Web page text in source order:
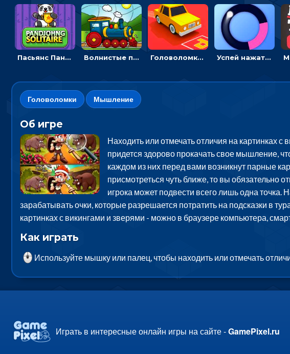
Пасьянс Панджонг: собирать карты по порядку, чтобы очистить поле Волнистые пазлы с транспортом: собирай картинку из частей Головоломка Парк-стоянка: рисовать линии, чтобы парковать машины Успей нажать: кликай, чтобы попасть в цветной сектор круга
Головоломки Мышление
Об игре
Находить или отмечать отличия на картинках
придется здорово прокачать свое мышление,
каждом из них перед вами возникнут парные
присмотреться чуть ближе, то вы обязательно
игрока может подвести всего лишь одна
зарабатывать очки, которые разрешается потратить на подсказки в
картинках с викингами и зверями - можно в браузере компьютера,
Как играть
Используйте мышку или палец, чтобы находить или отмечать
Играть в интересные онлайн игры на сайте -GamePixel.ru